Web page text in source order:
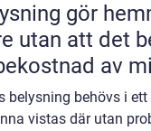
gör
utan att det
av
belysning behövs i
vistas där utan